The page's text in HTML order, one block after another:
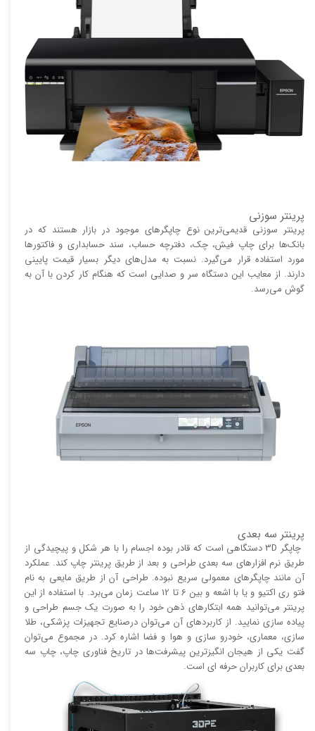
پرینتر سوزنی
پرینتر سوزنی قدیمی‌ترین نوع چاپگر‌های موجود در بازار هستند که در
بانک‌ها برای چاپ فیش، چک، دفترچه حساب، سند حسابداری و فاکتور‌ها
مورد استفاده قرار می‌گیرد. نسبت به مدل‌های دیگر بسیار قیمت پایینی
دارند. از معایب این دستگاه سر و صدایی است که هنگام کار کردن با آن به
گوش می‌رسد.
پرینتر سه بعدی
چاپگر 3D دستگاهی است که قادر بوده اجسام را با هر شکل و پیچیدگی از
طریق نرم افزار‌های سه بعدی طراحی و بعد از طریق پرینتر چاپ کند. عملکرد
آن مانند چاپگر‌های معمولی سریع نبوده. طراحی آن از طریق مایعی به نام
فتو ری اکتیو و یا با اشعه و بین 6 تا 12 ساعت زمان می‌برد. با استفاده از این
پرینتر می‌توانید همه ابتکار‌های ذهن خود را به صورت یک جسم طراحی و
پیاده سازی نمایید. از کاربرد‌های آن می‌توان درصنایع تجهیزات پزشکی، طلا
سازی، معماری، خودرو سازی و هوا و فضا اشاره کرد. در مجموع می‌توان
گفت یکی از هیجان انگیز‌‌ترین پیشرفت‌ها در تاریخ فناوری چاپ، چاپ سه
بعدی برای کاربران حرفه ای است.